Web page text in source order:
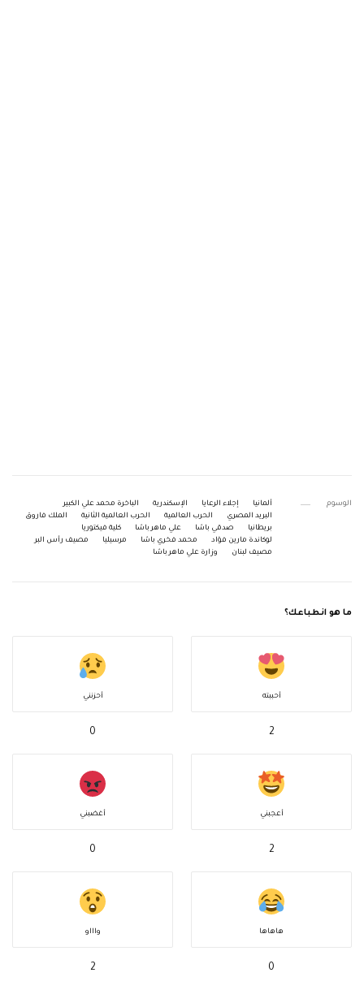
الوسوم ألمانيا إجلاء الرعايا الإسكندرية
الباخرة محمد علي الكبير
البريد المصري
الحرب العالمية الحرب العالمية الثانية
الملك فاروق
بريطانيا
صدقي باشا علي ماهر باشا
كلية فيكتوريا
لوكاندة مارين فؤاد
محمد فخري باشا مرسيليا
مصيف رأس البر
مصيف لبنان
وزارة علي ماهر باشا
ما هو انطباعك؟
أحببته
2
أحزنني
0
أعجبني
2
أغضبني
0
هاهاها
0
واااو
2